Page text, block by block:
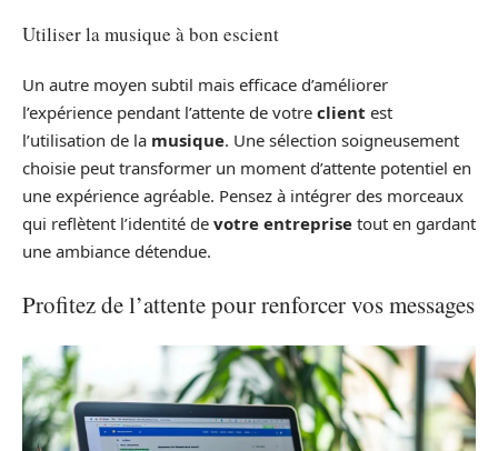
Utiliser la musique à bon escient
Un autre moyen subtil mais efficace d’améliorer
l’expérience pendant l’attente de votre client est
l’utilisation de la musique. Une sélection soigneusement
choisie peut transformer un moment d’attente potentiel en
une expérience agréable. Pensez à intégrer des morceaux
qui reflètent l’identité de votre entreprise tout en gardant
une ambiance détendue.
Profitez de l’attente pour renforcer vos messages